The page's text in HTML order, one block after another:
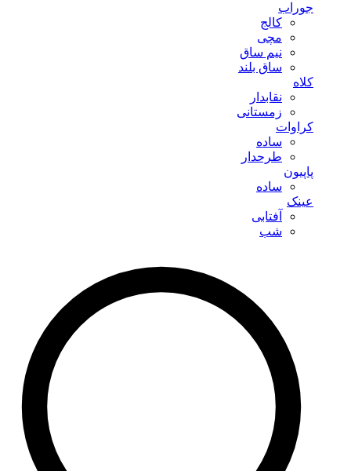
جوراب
کالج
مچی
نیم ساق
ساق بلند
کلاه
نقابدار
زمستانی
کراوات
ساده
طرحدار
پاپیون
ساده
عینک
آفتابی
شب